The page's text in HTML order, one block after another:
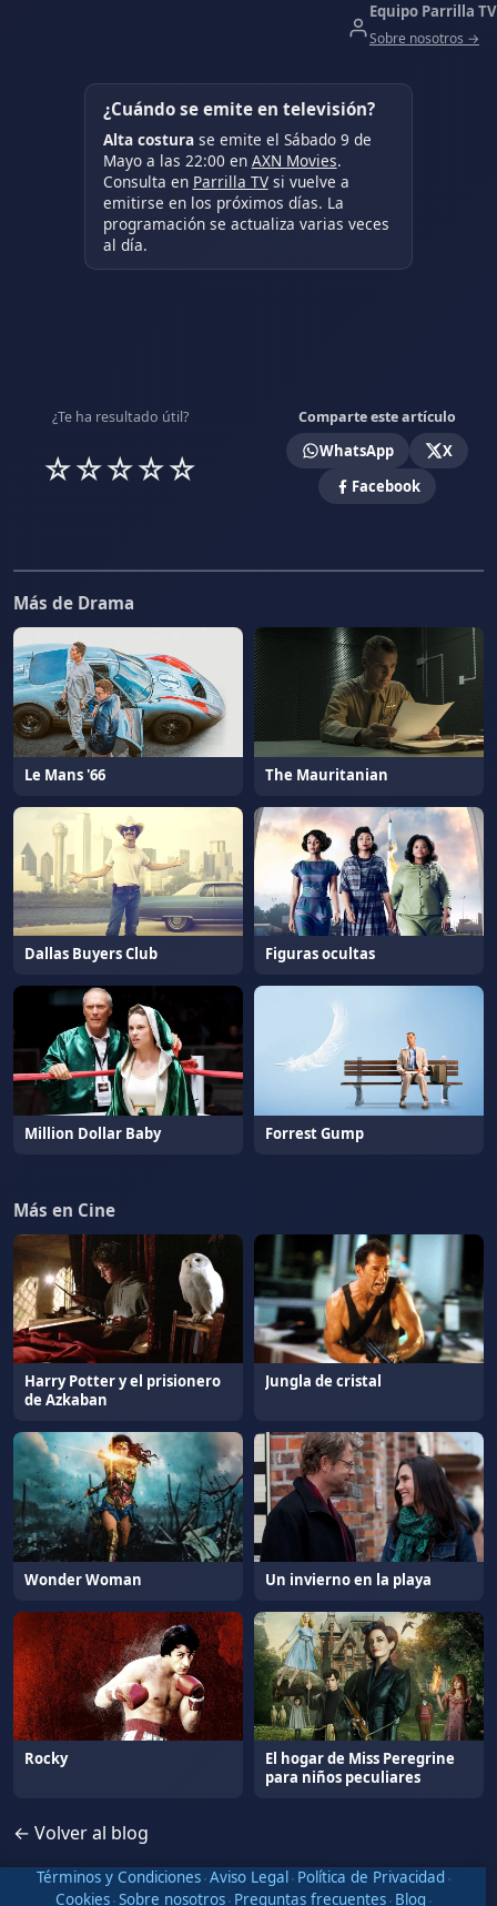
Equipo Parrilla TV
Sobre nosotros →
¿Cuándo se emite en televisión?
Alta costurase emite el Sábado 9 de
Mayo a las 22:00 en AXN Movies.
Consulta en Parrilla TVsi vuelve a
emitirse en los próximos días. La
programación se actualiza varias veces
al día.
¿Te ha resultado útil? Comparte este artículo
☆☆☆☆☆ WhatsApp
X
Facebook
Más de Drama
Le Mans '66 The Mauritanian
Dallas Buyers Club Figuras ocultas
Million Dollar Baby Forrest Gump
Más en Cine
Harry Potter y el prisionero
de Azkaban
Jungla de cristal
Wonder Woman Un invierno en la playa
Rocky
El hogar de Miss Peregrine
para niños peculiares
← Volver al blog
Términos y Condiciones·Aviso Legal · Política de Privacidad ·
Cookies·Sobre nosotros· Preguntas frecuentes· Blog ·